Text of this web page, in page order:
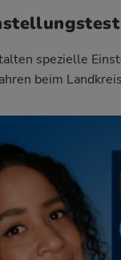
spezielle
beim